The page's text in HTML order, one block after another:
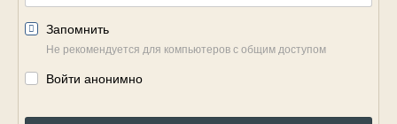
Запомнить
Не рекомендуется для компьютеров с общим доступом
Войти анонимно